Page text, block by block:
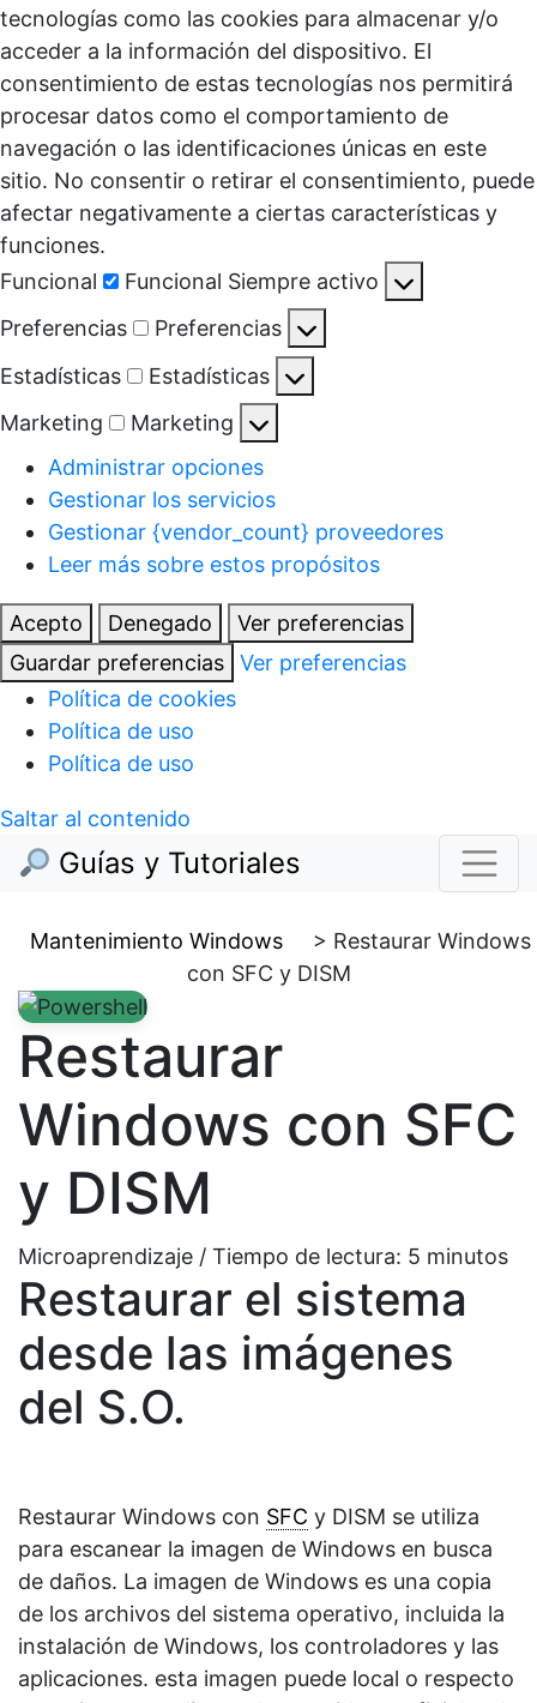
tecnologías como las cookies para almacenar y/o
acceder a la información del dispositivo. El
consentimiento de estas tecnologías nos permitirá
procesar datos como el comportamiento de
navegación o las identificaciones únicas en este
sitio. No consentir o retirar el consentimiento, puede
afectar negativamente a ciertas características y
funciones.
Funcional
Funcional Siempre activo
Preferencias
Preferencias
Estadísticas
Estadísticas
Marketing
Marketing
Administrar opciones
Gestionar los servicios
Gestionar {vendor_count} proveedores
Leer más sobre estos propósitos
Acepto Denegado
Ver preferencias
Guardar preferencias
Ver preferencias
Política de cookies
Política de uso
Política de uso
Saltar al contenido
Guías y Tutoriales
Mantenimiento Windows > Restaurar Windows
con SFC y DISM
Restaurar
Windows con SFC
y DISM
Microaprendizaje / Tiempo de lectura: 5 minutos
Restaurar el sistema
desde las imágenes
del S.O.
Restaurar Windows con SFC y DISM se utiliza
para escanear la imagen de Windows en busca
de daños. La imagen de Windows es una copia
de los archivos del sistema operativo, incluida la
instalación de Windows, los controladores y las
aplicaciones. esta imagen puede local o respecto